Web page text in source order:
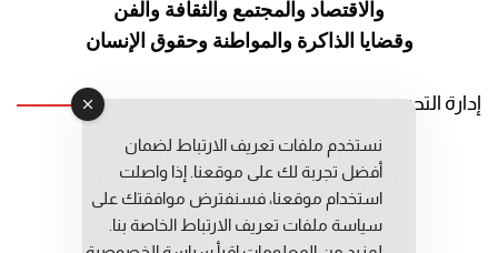
والاقتصاد والمجتمع والثقافة والفن
وقضايا الذاكرة والمواطنة وحقوق الإنسان
إدارة التحرير
رئيس التحرير: عبد الرحيم التوراني
رئيس التحرير المساعد: المعطي قبال
مديرة التحرير: فاطمة حوحو
نستخدم ملفات تعريف الارتباط لضمان
أفضل تجربة لك على موقعنا. إذا واصلت
استخدام موقعنا، فسنفترض موافقتك على
سياسة ملفات تعريف الارتباط الخاصة بنا.